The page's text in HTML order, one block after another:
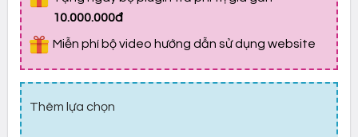
10.000.000đ
Miễn phí bộ video hướng dẫn sử dụng website
Thêm lựa chọn